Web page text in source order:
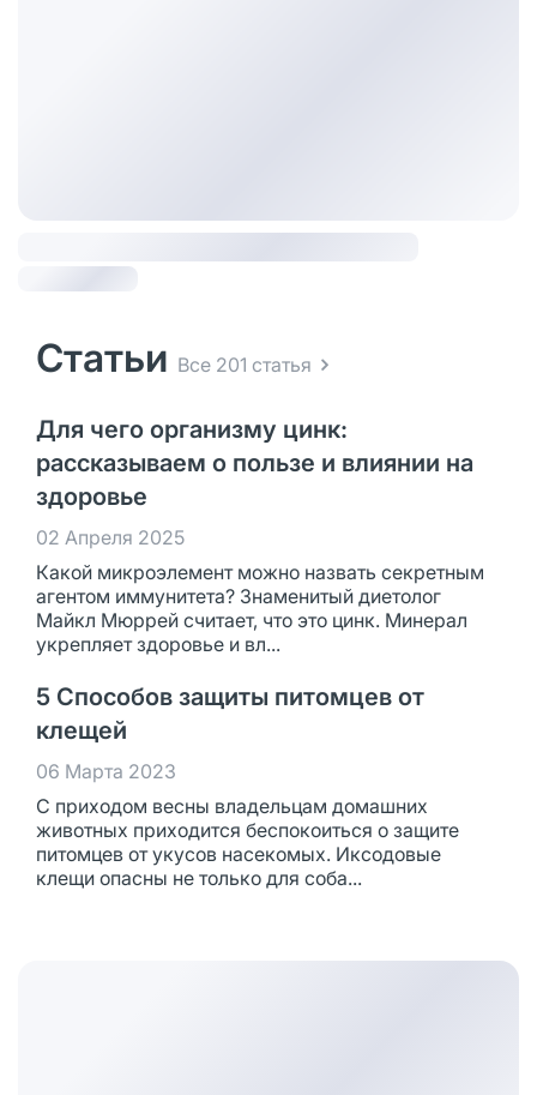
Статьи Все 201 статья
Для чего организму цинк:
рассказываем о пользе и влиянии на
здоровье
02 Апреля 2025
Какой микроэлемент можно назвать секретным
агентом иммунитета? Знаменитый диетолог
Майкл Мюррей считает, что это цинк. Минерал
укрепляет здоровье и вл...
5 Способов защиты питомцев от
клещей
06 Марта 2023
С приходом весны владельцам домашних
животных приходится беспокоиться о защите
питомцев от укусов насекомых. Иксодовые
клещи опасны не только для соба...